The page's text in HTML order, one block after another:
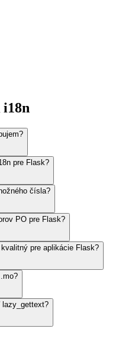
i18n
pre Flask?
čísla?
PO pre Flask?
pre aplikácie Flask?
lazy_gettext?